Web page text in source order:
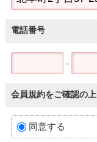
電話番号
-
会員規約をご確認の
同意する